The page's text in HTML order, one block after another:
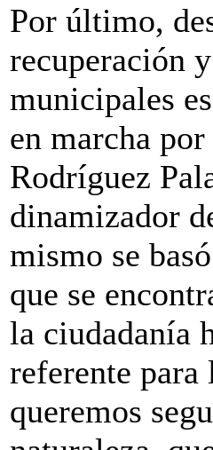
Por último,
recuperación
municipales
en marcha
Rodríguez
dinamizador
mismo se
que se
la ciudadanía
referente para
queremos